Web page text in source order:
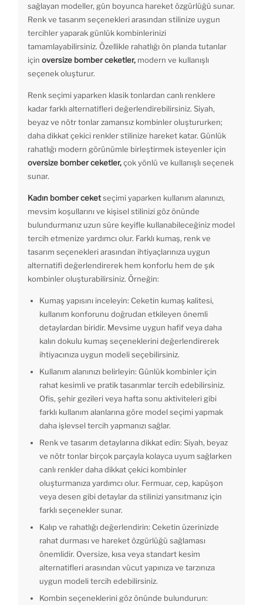
sağlayan modeller, gün boyunca hareket özgürlüğü sunar.
Renk ve tasarım seçenekleri arasından stilinize uygun
tercihler yaparak günlük kombinlerinizi
tamamlayabilirsiniz. Özellikle rahatlığı ön planda tutanlar
için oversize bomber ceketler, modern ve kullanışlı
seçenek oluşturur.
Renk seçimi yaparken klasik tonlardan canlı renklere
kadar farklı alternatifleri değerlendirebilirsiniz. Siyah,
beyaz ve nötr tonlar zamansız kombinler oluştururken;
daha dikkat çekici renkler stilinize hareket katar. Günlük
rahatlığı modern görünümle birleştirmek isteyenler için
oversize bomber ceketler,çok yönlü ve kullanışlı seçenek
sunar.
Kadın bomber ceketseçimi yaparken kullanım alanınızı,
mevsim koşullarını ve kişisel stilinizi göz önünde
bulundurmanız uzun süre keyifle kullanabileceğiniz model
tercih etmenize yardımcı olur. Farklı kumaş, renk ve
tasarım seçenekleri arasından ihtiyaçlarınıza uygun
alternatifi değerlendirerek hem konforlu hem de şık
kombinler oluşturabilirsiniz. Örneğin:
Kumaş yapısını inceleyin: Ceketin kumaş kalitesi,
kullanım konforunu doğrudan etkileyen önemli
detaylardan biridir. Mevsime uygun hafif veya daha
kalın dokulu kumaş seçeneklerini değerlendirerek
ihtiyacınıza uygun modeli seçebilirsiniz.
Kullanım alanınızı belirleyin: Günlük kombinler için
rahat kesimli ve pratik tasarımlar tercih edebilirsiniz.
Ofis, şehir gezileri veya hafta sonu aktiviteleri gibi
farklı kullanım alanlarına göre model seçimi yapmak
daha işlevsel tercih yapmanızı sağlar.
Renk ve tasarım detaylarına dikkat edin: Siyah, beyaz
ve nötr tonlar birçok parçayla kolayca uyum sağlarken
canlı renkler daha dikkat çekici kombinler
oluşturmanıza yardımcı olur. Fermuar, cep, kapüşon
veya desen gibi detaylar da stilinizi yansıtmanız için
farklı seçenekler sunar.
Kalıp ve rahatlığı değerlendirin: Ceketin üzerinizde
rahat durması ve hareket özgürlüğü sağlaması
önemlidir. Oversize, kısa veya standart kesim
alternatifleri arasından vücut yapınıza ve tarzınıza
uygun modeli tercih edebilirsiniz.
Kombin seçeneklerini göz önünde bulundurun: